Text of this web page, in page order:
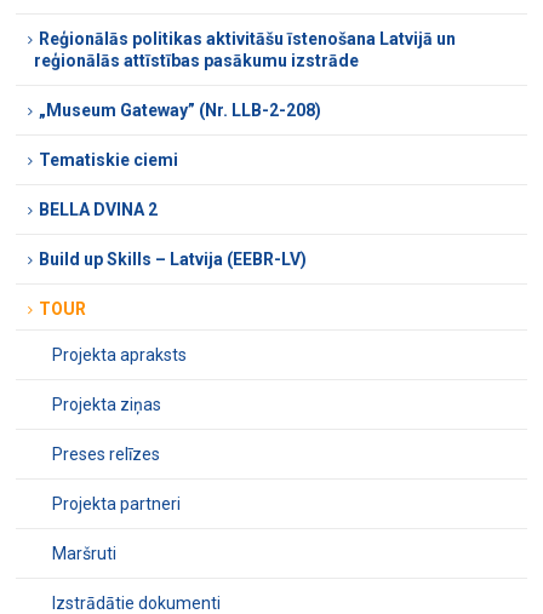
Reģionālās politikas aktivitāšu īstenošana Latvijā un
reģionālās attīstības pasākumu izstrāde
„Museum Gateway” (Nr. LLB-2-208)
Tematiskie ciemi
BELLA DVINA 2
Build up Skills – Latvija (EEBR-LV)
TOUR
Projekta apraksts
Projekta ziņas
Preses relīzes
Projekta partneri
Maršruti
Izstrādātie dokumenti